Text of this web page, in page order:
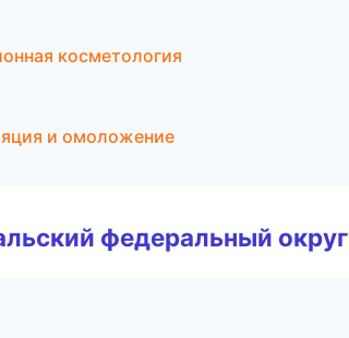
косметология
и омоложение
федеральный округ